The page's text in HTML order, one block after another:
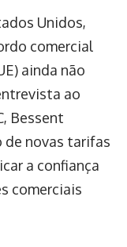
Unidos,
comercial
ainda não
ao
Bessent
de novas tarifas
a confiança
comerciais